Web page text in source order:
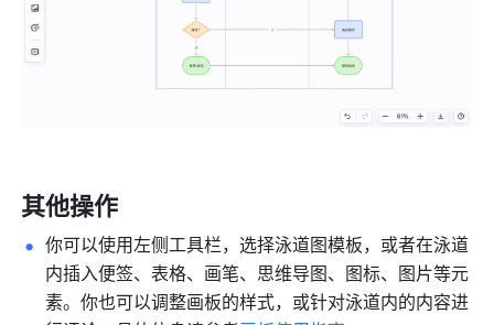
其他操作
你可以使用左侧工具栏，选择泳道图模板，或者在泳道
内插入便签、表格、画笔、思维导图、图标、图片等元
素。你也可以调整画板的样式，或针对泳道内的内容进